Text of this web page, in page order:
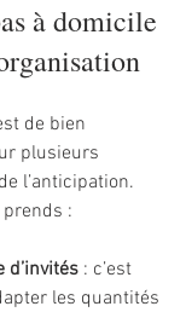
à domicile
de bien
plusieurs
l’anticipation.
:
d’invités : c’est
les quantités